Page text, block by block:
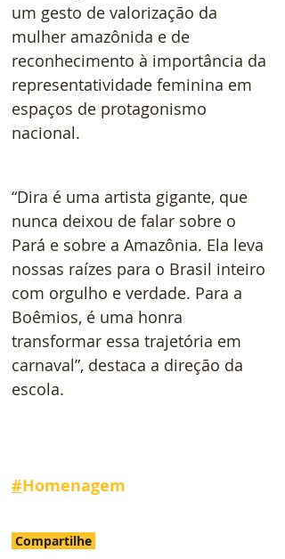
um gesto de valorização da
mulher amazônida e de
reconhecimento à importância da
representatividade feminina em
espaços de protagonismo
nacional.
“Dira é uma artista gigante, que
nunca deixou de falar sobre o
Pará e sobre a Amazônia. Ela leva
nossas raízes para o Brasil inteiro
com orgulho e verdade. Para a
Boêmios, é uma honra
transformar essa trajetória em
carnaval”, destaca a direção da
escola.
#Homenagem
Compartilhe